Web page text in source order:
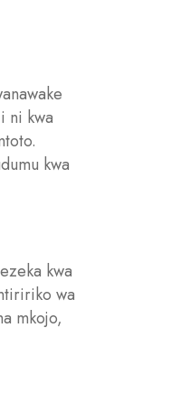
ni kwa
kwa
kwa
wa
mkojo,